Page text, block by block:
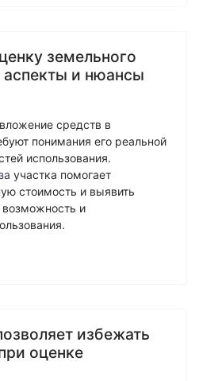
экспертиза
металлов
экспертиза
экспертизаземельного
и нюансы
средств в
понимания его реальной
использования.
участка помогает
стоимость и выявить
и
избежать
оценке